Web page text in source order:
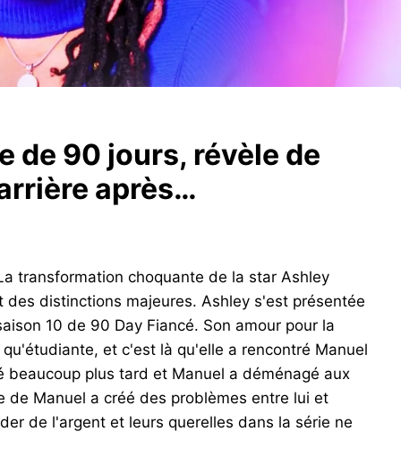
de 90 jours, révèle de
après…
transformation choquante de la star Ashley
distinctions majeures. Ashley s'est présentée
10 de 90 Day Fiancé. Son amour pour la
et c'est là qu'elle a rencontré Manuel
plus tard et Manuel a déménagé aux
de Manuel a créé des problèmes entre lui et
de l'argent et leurs querelles dans la série ne